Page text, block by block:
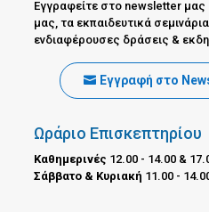
Εγγραφείτε στο newsletter μας
μας, τα εκπαιδευτικά
ενδιαφέρουσες δράσεις &
Εγγραφή στο
Ωράριο Επισκεπτηρίου
Καθημερινές 12.00 - 14.00 &
Σάββατο & Κυριακή 11.00 -